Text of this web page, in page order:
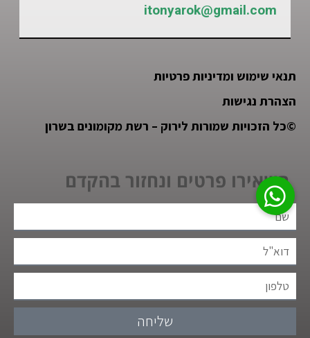
itonyarok@gmail.com
תנאי שימוש ומדיניות פרטיות
הצהרת נגישות
©כל הזכויות שמורות לירוק – רשת מקומונים בשרון
השאירו פרטים ונחזור בהקדם
שליחה